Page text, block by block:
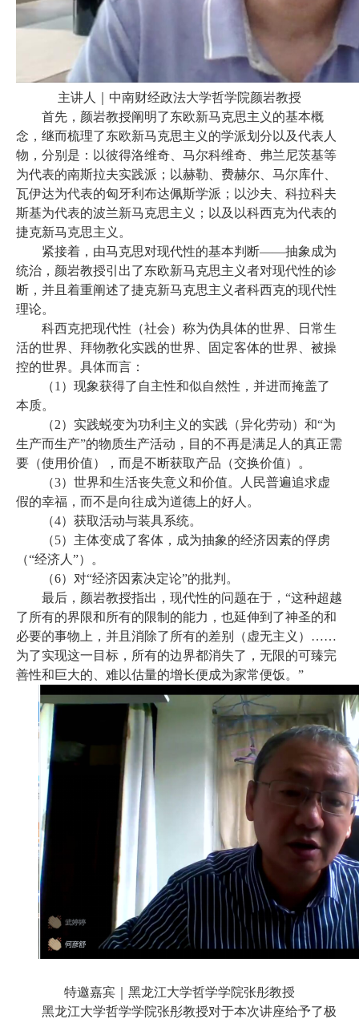
主讲人｜中南财经政法大学哲学院颜岩教授
首先，颜岩教授阐明了东欧新马克思主义的基本概
念，继而梳理了东欧新马克思主义的学派划分以及代表人
物，分别是：以彼得洛维奇、马尔科维奇、弗兰尼茨基等
为代表的南斯拉夫实践派；以赫勒、费赫尔、马尔库什、
瓦伊达为代表的匈牙利布达佩斯学派；以沙夫、科拉科夫
斯基为代表的波兰新马克思主义；以及以科西克为代表的
捷克新马克思主义。
紧接着，由马克思对现代性的基本判断——抽象成为
统治，颜岩教授引出了东欧新马克思主义者对现代性的诊
断，并且着重阐述了捷克新马克思主义者科西克的现代性
理论。
科西克把现代性（社会）称为伪具体的世界、日常生
活的世界、拜物教化实践的世界、固定客体的世界、被操
控的世界。具体而言：
（1）现象获得了自主性和似自然性，并进而掩盖了
本质。
（2）实践蜕变为功利主义的实践（异化劳动）和“为
生产而生产”的物质生产活动，目的不再是满足人的真正需
要（使用价值），而是不断获取产品（交换价值）。
（3）世界和生活丧失意义和价值。人民普遍追求虚
假的幸福，而不是向往成为道德上的好人。
（4）获取活动与装具系统。
（5）主体变成了客体，成为抽象的经济因素的俘虏
（“经济人”）。
（6）对“经济因素决定论”的批判。
最后，颜岩教授指出，现代性的问题在于，“这种超越
了所有的界限和所有的限制的能力，也延伸到了神圣的和
必要的事物上，并且消除了所有的差别（虚无主义）……
为了实现这一目标，所有的边界都消失了，无限的可臻完
善性和巨大的、难以估量的增长便成为家常便饭。”
特邀嘉宾｜黑龙江大学哲学学院张彤教授
黑龙江大学哲学学院张彤教授对于本次讲座给予了极